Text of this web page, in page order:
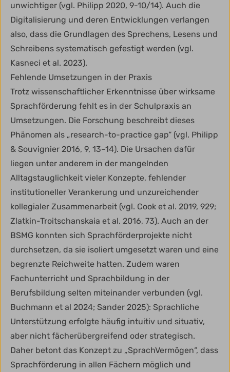
unwichtiger (vgl. Philipp 2020, 9-10/14). Auch die
Digitalisierung und deren Entwicklungen verlangen
also, dass die Grundlagen des Sprechens, Lesens und
Schreibens systematisch gefestigt werden (vgl.
Kasneci et al. 2023).
Fehlende Umsetzungen in der Praxis
Trotz wissenschaftlicher Erkenntnisse über wirksame
Sprachförderung fehlt es in der Schulpraxis an
Umsetzungen. Die Forschung beschreibt dieses
Phänomen als „research-to-practice gap“ (vgl. Philipp
& Souvignier 2016, 9, 13–14). Die Ursachen dafür
liegen unter anderem in der mangelnden
Alltagstauglichkeit vieler Konzepte, fehlender
institutioneller Verankerung und unzureichender
kollegialer Zusammenarbeit (vgl. Cook et al. 2019, 929;
Zlatkin-Troitschanskaia et al. 2016, 73). Auch an der
BSMG konnten sich Sprachförderprojekte nicht
durchsetzen, da sie isoliert umgesetzt waren und eine
begrenzte Reichweite hatten. Zudem waren
Fachunterricht und Sprachbildung in der
Berufsbildung selten miteinander verbunden (vgl.
Buchmann et al 2024; Sander 2025): Sprachliche
Unterstützung erfolgte häufig intuitiv und situativ,
aber nicht fächerübergreifend oder strategisch.
Daher betont das Konzept zu „SprachVermögen“, dass
Sprachförderung in allen Fächern möglich und